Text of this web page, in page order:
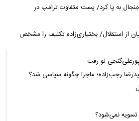
به پا کرد/ پست متفاوت ترامپ در
از استقلال/ بختیاری‌زاده تکلیف را مشخص
لو رفت
رجب‌زاده؛ ماجرا چگونه سیاسی شد؟
تسویه نمی‌شود؟